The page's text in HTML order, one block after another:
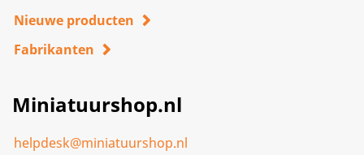
Nieuwe producten
Fabrikanten
Miniatuurshop.nl
helpdesk@miniatuurshop.nl